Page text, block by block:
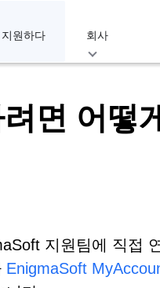
지원하다 회사
면 어떻
지원팀에 직접
EnigmaSoft